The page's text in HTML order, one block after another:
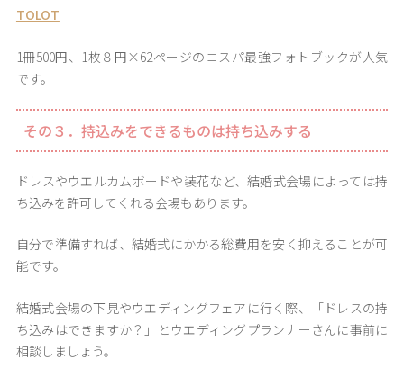
TOLOT
1冊500円、1枚８円×62ページのコスパ最強フォトブックが人気
です。
その３．持込みをできるものは持ち込みする
ドレスやウエルカムボードや装花など、結婚式会場によっては持
ち込みを許可してくれる会場もあります。
自分で準備すれば、結婚式にかかる総費用を安く抑えることが可
能です。
結婚式会場の下見やウエディングフェアに行く際、「ドレスの持
ち込みはできますか？」とウエディングプランナーさんに事前に
相談しましょう。